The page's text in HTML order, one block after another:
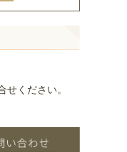
せください。